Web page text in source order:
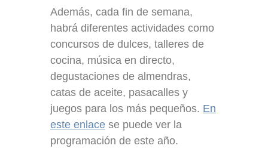
Además, cada fin de semana,
habrá diferentes actividades como
concursos de dulces, talleres de
cocina, música en directo,
degustaciones de almendras,
catas de aceite, pasacalles y
juegos para los más pequeños. En
este enlace se puede ver la
programación de este año.